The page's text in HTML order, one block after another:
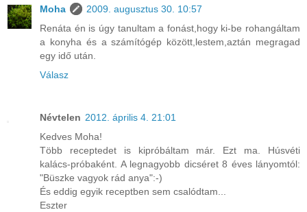
Moha
2009. augusztus 30. 10:57
Renáta én is úgy tanultam a fonást,hogy ki-be rohangáltam
a konyha és a számítógép között,lestem,aztán megragad
egy idő után.
Válasz
Névtelen 2012. április 4. 21:01
Kedves Moha!
Több receptedet is kipróbáltam már. Ezt ma. Húsvéti
kalács-próbaként. A legnagyobb dicséret 8 éves lányomtól:
"Büszke vagyok rád anya":-)
És eddig egyik receptben sem csalódtam...
Eszter